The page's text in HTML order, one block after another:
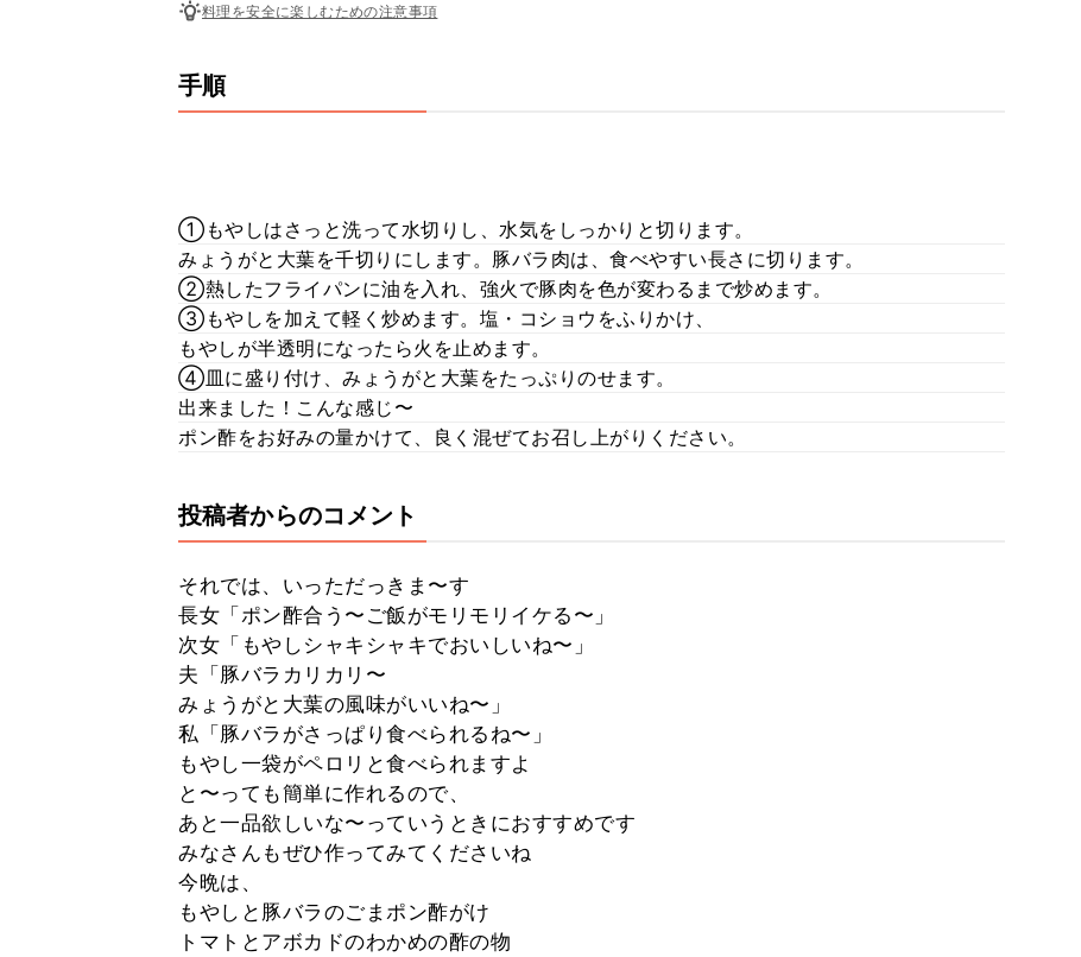
料理を安全に楽しむための注意事項
手順
①もやしはさっと洗って水切りし、水気をしっかりと切ります。
みょうがと大葉を千切りにします。豚バラ肉は、食べやすい長さに切ります。
②熱したフライパンに油を入れ、強火で豚肉を色が変わるまで炒めます。
③もやしを加えて軽く炒めます。塩・コショウをふりかけ、
もやしが半透明になったら火を止めます。
④皿に盛り付け、みょうがと大葉をたっぷりのせます。
出来ました！こんな感じ〜
ポン酢をお好みの量かけて、良く混ぜてお召し上がりください。
投稿者からのコメント
それでは、いっただっきま〜す
長女「ポン酢合う〜ご飯がモリモリイケる〜」
次女「もやしシャキシャキでおいしいね〜」
夫「豚バラカリカリ〜
みょうがと大葉の風味がいいね〜」
私「豚バラがさっぱり食べられるね〜」
もやし一袋がペロリと食べられますよ
と〜っても簡単に作れるので、
あと一品欲しいな〜っていうときにおすすめです
みなさんもぜひ作ってみてくださいね
今晩は、
もやしと豚バラのごまポン酢がけ
トマトとアボカドのわかめの酢の物